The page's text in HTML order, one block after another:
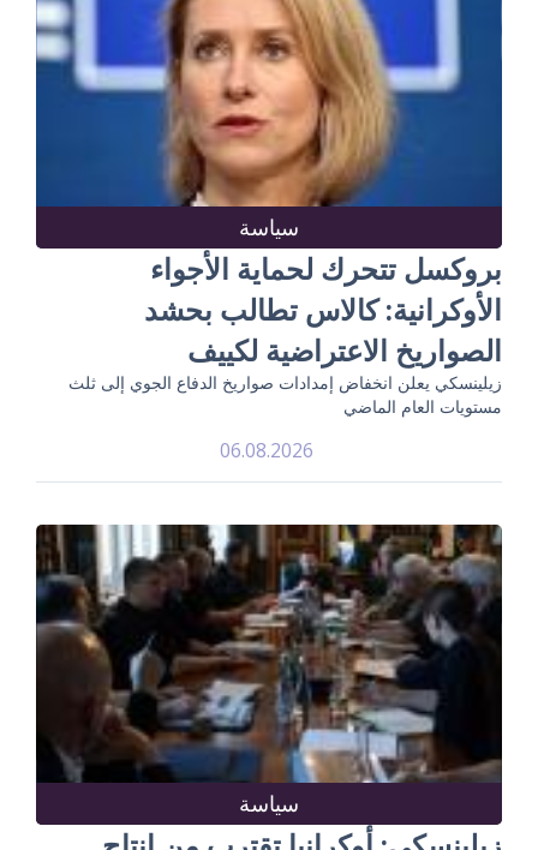
سياسة
بروكسل تتحرك لحماية الأجواء
الأوكرانية: كالاس تطالب بحشد
الصواريخ الاعتراضية لكييف
زيلينسكي يعلن انخفاض إمدادات صواريخ الدفاع الجوي إلى ثلث
مستويات العام الماضي
06.08.2026
سياسة